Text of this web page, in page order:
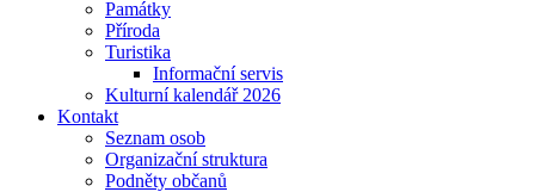
Památky
Příroda
Turistika
Informační servis
Kulturní kalendář 2026
Kontakt
Seznam osob
Organizační struktura
Podněty občanů